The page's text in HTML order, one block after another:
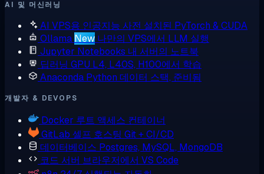
AI 및 머신러닝
AI VPS용 인공지능 사전 설치된 PyTorch & CUDA
Ollama New 나만의 VPS에서 LLM 실행
Jupyter Notebooks 내 서버의 노트북
딥러닝 GPU L4, L40S, H100에서 학습
Anaconda Python 데이터 스택, 준비됨
개발자 & DEVOPS
Docker 루트 액세스 컨테이너
GitLab 셀프 호스팅 Git + CI/CD
데이터베이스 Postgres, MySQL, MongoDB
코드 서버 브라우저에서 VS Code